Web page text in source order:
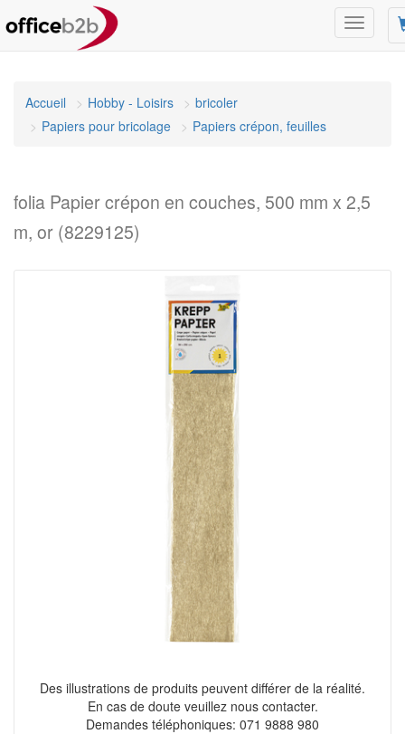
Changer
mode
Accueil
Hobby - Loisirs
bricoler
Papiers pour bricolage
Papiers crépon, feuilles
folia Papier crépon en couches, 500 mm x 2,5
m, or (8229125)
Des illustrations de produits peuvent différer de la réalité.
En cas de doute veuillez nous contacter.
Demandes téléphoniques: 071 9888 980